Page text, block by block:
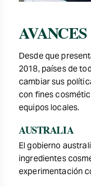
Desde que
2018, países de
cambiar sus
con fines
equipos locales.
AUSTRALIA
El gobierno
ingredientes
experimentación